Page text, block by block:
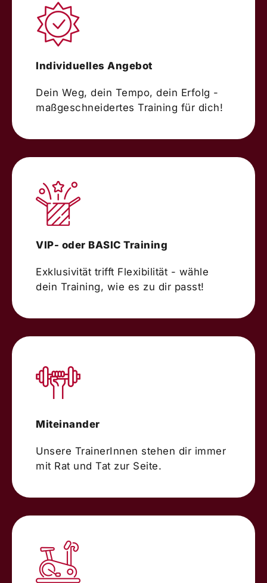
Individuelles Angebot
Dein Weg, dein Tempo, dein Erfolg -
maßgeschneidertes Training für dich!
VIP- oder BASIC Training
Exklusivität trifft Flexibilität - wähle
dein Training, wie es zu dir passt!
Miteinander
Unsere TrainerInnen stehen dir immer
mit Rat und Tat zur Seite.